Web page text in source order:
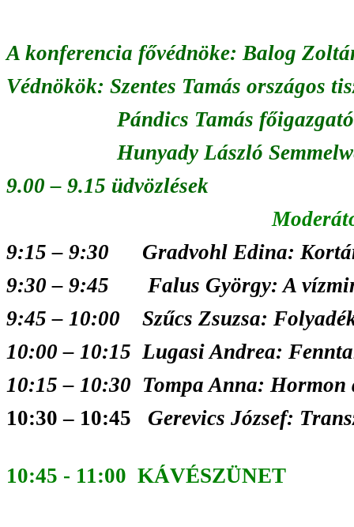
A konferencia fővédnöke: Balog
Védnökök: Szentes Tamás országos
Pándics Tamás főigazgató
Hunyady László Semmelweis
9.00 – 9.15 üdvözlések
9:15– 9:30 Gradvohl Edina:
9:30 – 9:45 Falus György: A
9:45 – 10:00 Szűcs Zsuzsa:
10:00– 10:15 Lugasi Andrea:
10:15– 10:30 Tompa Anna:
10:30 – 10:45 Gerevics József:
10:45 - 11:00 KÁVÉSZÜNET